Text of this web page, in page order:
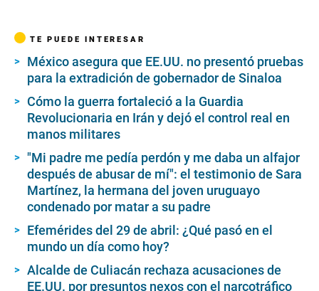
TE PUEDE INTERESAR
México asegura que EE.UU. no presentó pruebas
para la extradición de gobernador de Sinaloa
Cómo la guerra fortaleció a la Guardia
Revolucionaria en Irán y dejó el control real en
manos militares
"Mi padre me pedía perdón y me daba un alfajor
después de abusar de mí": el testimonio de Sara
Martínez, la hermana del joven uruguayo
condenado por matar a su padre
Efemérides del 29 de abril: ¿Qué pasó en el
mundo un día como hoy?
Alcalde de Culiacán rechaza acusaciones de
EE.UU. por presuntos nexos con el narcotráfico